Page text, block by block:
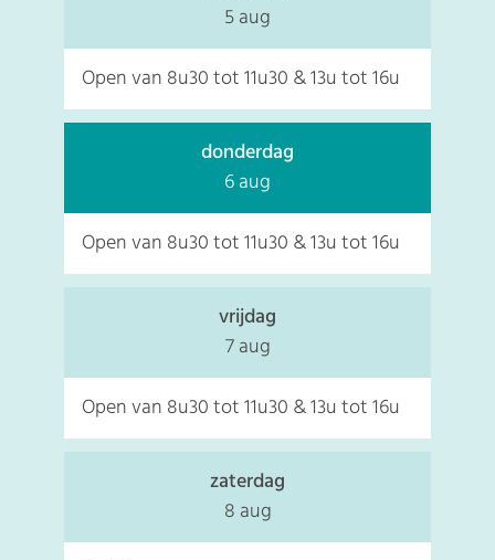
5 aug
Open van 8u30 tot 11u30 & 13u tot 16u
donderdag
6 aug
Open van 8u30 tot 11u30 & 13u tot 16u
vrijdag
7 aug
Open van 8u30 tot 11u30 & 13u tot 16u
zaterdag
8 aug